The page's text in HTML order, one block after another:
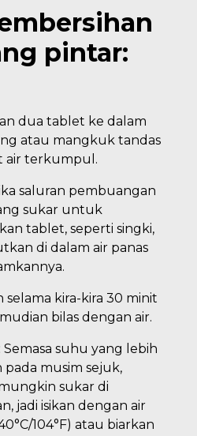
dua tablet ke dalam
atau mangkuk tandas
air terkumpul.
saluran pembuangan
sukar untuk
tablet, seperti singki,
di dalam air panas
selama kira-kira 30 minit
bilas dengan air.
Semasa suhu yang lebih
pada musim sejuk,
sukar di
jadi isikan dengan air
104°F) atau biarkan
pintar: